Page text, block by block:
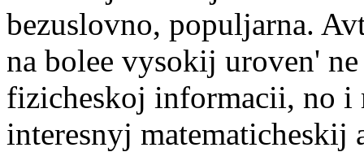
bezuslovno, populjarna.
na bolee vysokij uroven'
fizicheskoj informacii, no i
interesnyj matematicheskij